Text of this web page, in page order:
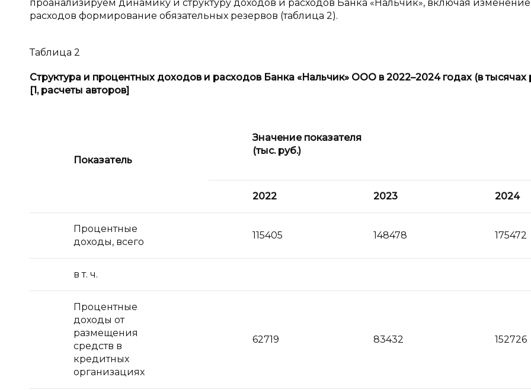
проанализируем динамику и структуру доходов и расходов Банка «Нальчик», включая изменение
расходов формирование обязательных резервов (таблица 2).
Таблица 2
Структура и процентных доходов и расходов Банка «Нальчик» ООО в 2022–2024 годах (в тысячах
[1, расчеты авторов]
Показатель
Значение показателя
(тыс. руб.)
2022 2023 2024
Процентные
доходы, всего
115405 148478 175472
в т. ч.
Процентные
доходы от
размещения
средств в
кредитных
организациях
62719 83432 152726